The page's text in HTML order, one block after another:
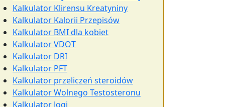
Kalkulator Klirensu Kreatyniny
Kalkulator Kalorii Przepisów
Kalkulator BMI dla kobiet
Kalkulator VDOT
Kalkulator DRI
Kalkulator PFT
Kalkulator przeliczeń steroidów
Kalkulator Wolnego Testosteronu
Kalkulator Jogi